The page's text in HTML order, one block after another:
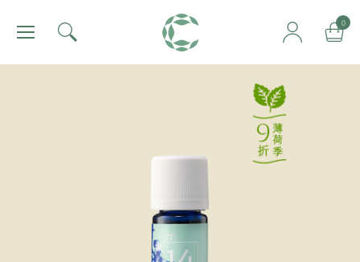
肯園 Canjune 0